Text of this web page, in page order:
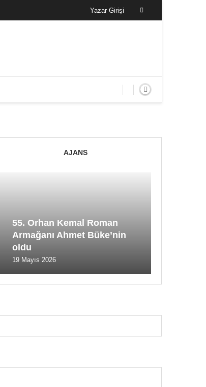
Yazar Girişi
AJANS
55. Orhan Kemal Roman
Armağanı Ahmet Büke’nin
oldu
19 Mayıs 2026